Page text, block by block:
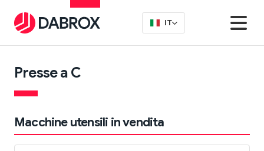
Presse a C
Macchine utensili in vendita